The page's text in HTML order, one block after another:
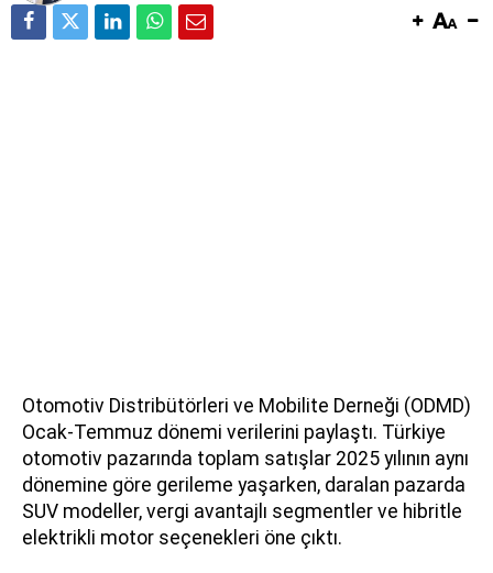
Otomotiv Distribütörleri ve Mobilite Derneği (ODMD)
Ocak-Temmuz dönemi verilerini paylaştı. Türkiye
otomotiv pazarında toplam satışlar 2025 yılının aynı
dönemine göre gerileme yaşarken, daralan pazarda
SUV modeller, vergi avantajlı segmentler ve hibritle
elektrikli motor seçenekleri öne çıktı.